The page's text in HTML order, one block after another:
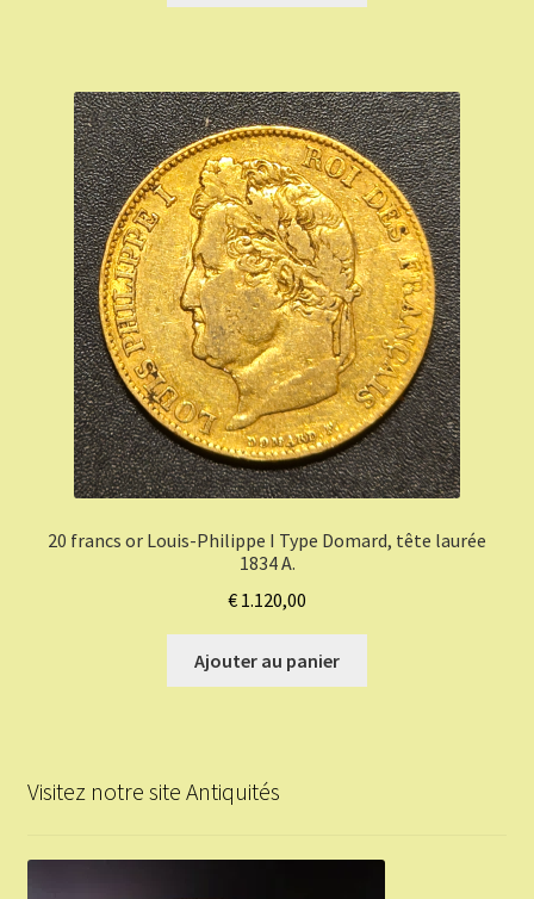
20 francs or Louis-Philippe I Type Domard, tête laurée
1834 A.
€ 1.120,00
Ajouter au panier
Visitez notre site Antiquités